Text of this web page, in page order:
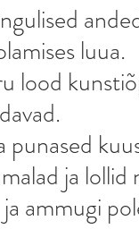
luua.
lood
ja
ammugi